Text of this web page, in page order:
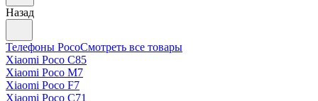
Назад
Телефоны PocoСмотреть все товары
Xiaomi Poco C85
Xiaomi Poco M7
Xiaomi Poco F7
Xiaomi Poco C71